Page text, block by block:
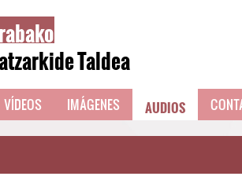
Taldea
VÍDEOS IMÁGENES AUDIOS